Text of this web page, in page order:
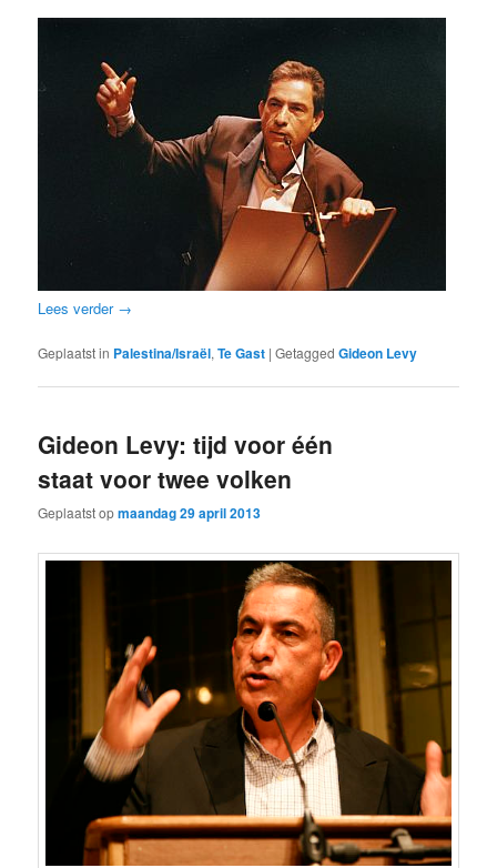
Lees verder →
Geplaatst in Palestina/Israël,Te Gast |Getagged Gideon Levy
Gideon Levy: tijd voor één
staat voor twee volken
Geplaatst opmaandag 29 april 2013